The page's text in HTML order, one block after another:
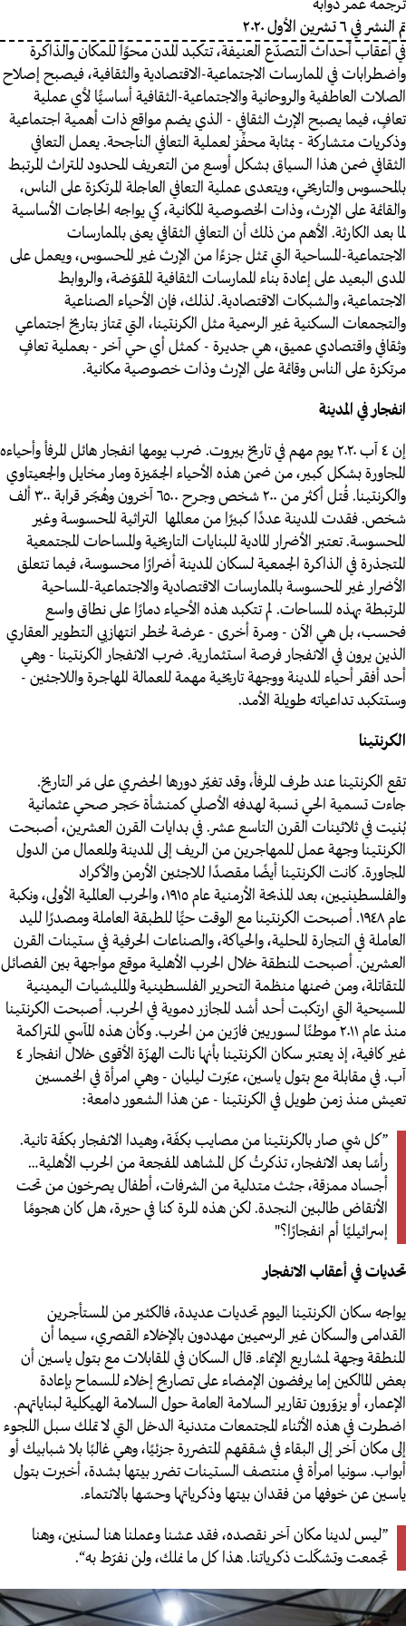
ترجمة
تم النشر في ٦ تشرين الأول ٢٠٢٠
في أعقاب أحداث التصدّع العنيفة، تتكبد المدن محوًا للمكان والذاكرة
واضطرابات في الممارسات الاجتماعية-الاقتصادية والثقافية، فيصبح إصلاح
الصلات العاطفية والروحانية والاجتماعية-الثقافية أساسيًّا لأي عملية
تعافٍ، فيما يصبح الإرث الثقافي - الذي يضم مواقع ذات أهمية اجتماعية
وذكريات متشاركة - بمثابة محفِّز لعملية التعافي الناجحة. يعمل التعافي
الثقافي ضمن هذا السياق بشكل أوسع من التعريف المحدود للتراث المرتبط
بالمحسوس والتاريخي، ويتعدى عملية التعافي العاجلة المرتكزة على الناس،
والقائمة على الإرث، وذات الخصوصية المكانية، كي يواجه الحاجات الأساسية
لما بعد الكارثة. الأهم من ذلك أن التعافي الثقافي يعنى بالممارسات
الاجتماعية-المساحية التي تمثل جزءًا من الإرث غير المحسوس، ويعمل على
المدى البعيد على إعادة بناء الممارسات الثقافية المقوّضة، والروابط
الاجتماعية، والشبكات الاقتصادية. لذلك، فإن الأحياء الصناعية
والتجمعات السكنيةغير الرسمية مثل الكرنتينا، التي تمتاز بتاريخ اجتماعي
وثقافي واقتصادي عميق، هي جديرة - كمثل أي حي آخر - بعملية تعافٍ
مرتكزة على الناس وقائمة على الإرث وذات خصوصية مكانية.
انفجار في المدينة
إن ٤ آب ٢٠٢٠ يوم مهم في تاريخ بيروت. ضرب يومها انفجار هائل المرفأ وأحياءه
المجاورة بشكل كبير، من ضمن هذه الأحياء الجمّيزة ومار مخايل والجعيتاوي
والكرنتينا. قُتل أكثر من ٢٠٠ شخص وجرح ٦٥٠٠ آخرون وهُجّر قرابة ٣٠٠ ألف
شخص. فقدت المدينة عددًا كبيرًا من معالمها التراثية المحسوسة وغير
المحسوسة. تعتبر الأضرار المادية للبنايات التاريخية والمساحات المجتمعية
المتجذرة في الذاكرة الجمعية لسكان المدينة أضرارًا محسوسة، فيما تتعلق
الأضرار غير المحسوسة بالممارسات الاقتصادية والاجتماعية-المساحية
المرتبطة بهذه المساحات. لم تتكبد هذه الأحياء دمارًا على نطاق واسع
فحسب، بل هي الآن - ومرة أخرى - عرضة لخطر انتهازيي التطوير العقاري
الذين يرون في الانفجار فرصة استثمارية. ضرب الانفجار الكرنتينا - وهي
أحد أفقر أحياء المدينة ووجهة تاريخية مهمة للعمالة المهاجرة واللاجئين -
وستتكبد تداعياته طويلة الأمد.
الكرنتينا
تقع الكرنتينا عند طرف المرفأ، وقد تغيّر دورها الحضري على مَر التاريخ.
جاءت تسمية الحي نسبة لهدفه الأصلي كمنشأة حَجر صحي عثمانية
بُنيت في ثلاثينات القرن التاسع عشر. في بدايات القرن العشرين، أصبحت
الكرنتينا وجهة عمل للمهاجرين من الريف إلى المدينة وللعمال من الدول
المجاورة. كانت الكرنتينا أيضًا مقصدًا للاجئين الأرمن والأكراد
والفلسطينيين، بعد المذبحة الأرمنية عام ١٩١٥، والحرب العالمية الأولى، ونكبة
عام ١٩٤٨. أصبحت الكرنتينا مع الوقت حيًّا للطبقة العاملة ومصدرًا لليد
العاملة في التجارة المحلية، والحياكة، والصناعات الحرفية في ستينات القرن
العشرين. أصبحت المنطقة خلال الحرب الأهلية موقع مواجهة بين الفصائل
المتقاتلة، ومن ضمنها منظمة التحرير الفلسطينية والمليشيات اليمينية
المسيحية التي ارتكبت أحد أشد المجازر دموية في الحرب. أصبحت الكرنتينا
منذ عام ٢٠١١ موطنًا لسوريين فارّين من الحرب. وكأن هذه المآسي المتراكمة
غير كافية، إذ يعتبر سكان الكرنتينا بأنها نالت الهزّة الأقوى خلال انفجار ٤
آب. في مقابلة مع بتول ياسين، عبّرت ليليان - وهي امرأة في الخمسين
تعيش منذ زمن طويل في الكرنتينا - عن هذا الشعور دامعة:
”كل شي صار بالكرنتينا من مصايب بكفّة، وهيدا الانفجار بكفّة تانية.
رأسًا بعد الانفجار، تذكرتُ كل المشاهد المفجعة من الحرب الأهلية…
أجساد ممزقة، جثث متدلية من الشرفات، أطفال يصرخون من تحت
الأنقاض طالبين النجدة. لكن هذه المرة كنا في حيرة، هل كان هجومًا
إسرائيليًا أم انفجارًا؟"
تحديات في أعقاب الانفجار
يواجه سكان الكرنتينا اليوم تحديات عديدة، فالكثير من المستأجرين
القدامى والسكان غير الرسميين مهددون بالإخلاء القصري، سيما أن
المنطقة وجهة لمشاريع الإنماء. قال السكان في المقابلات مع بتول ياسين أن
بعض المالكين إما يرفضون الإمضاء على تصاريح إخلاء للسماح بإعادة
الإعمار، أو يزوّرون تقارير السلامة العامة حول السلامة الهيكلية لبناياتهم.
اضطرت في هذه الأثناء المجتمعات متدنية الدخل التي لا تملك سبل اللجوء
إلى مكان آخر إلى البقاء في شققهم المتضررة جزئيًا، وهي غالبًا بلا شبابيك أو
أبواب. سونيا امرأة في منتصف الستينات تضرر بيتها بشدة، أخبرت بتول
ياسين عن خوفها من فقدان بيتها وذكرياتها وحسّها بالانتماء.
”ليس لدينا مكان آخر نقصده، فقد عشنا وعملنا هنا لسنين، وهنا
تجمعت وتشكّلت ذكرياتنا. هذا كل ما نملك، ولن نفرّط به“.